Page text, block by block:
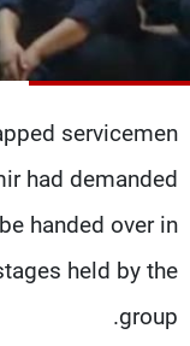
servicemen
had demanded
handed over in
held by the
group.
الترددات
لاعلاناتكم